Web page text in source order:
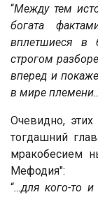
“Между тем
богата
вплетшиеся в
строгом
вперед и
в мире
Очевидно,
тогдашний
мракобесием
Мефодия":
“…для кого-то